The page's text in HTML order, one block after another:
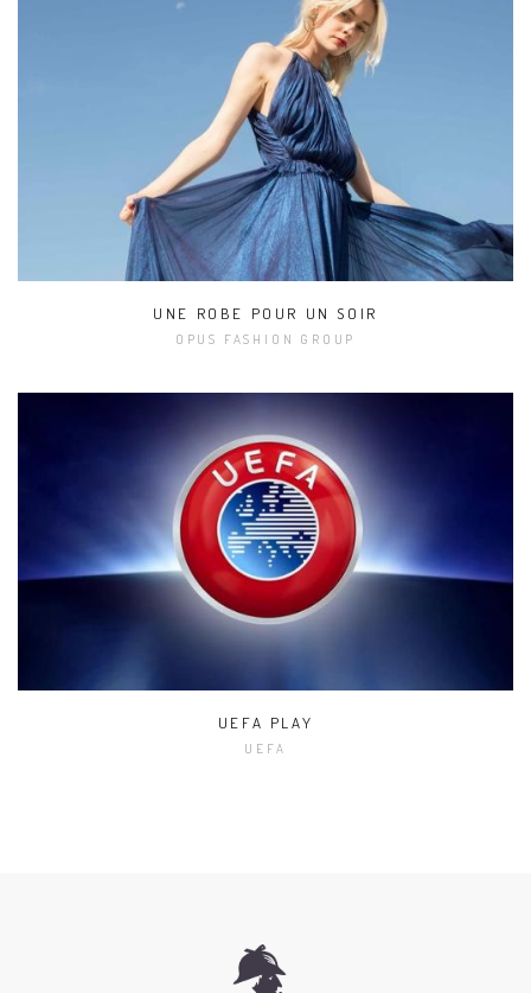
UNE ROBE POUR UN SOIR
OPUS FASHION GROUP
UEFA PLAY
UEFA